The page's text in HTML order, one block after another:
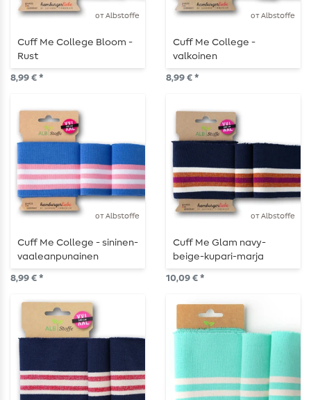
от Albstoffe
Cuff Me College Bloom -
Rust
8,99 € *
от Albstoffe
Cuff Me College -
valkoinen
8,99 € *
от Albstoffe
Cuff Me College - sininen-
vaaleanpunainen
8,99 € *
от Albstoffe
Cuff Me Glam navy-
beige-kupari-marja
10,09 € *